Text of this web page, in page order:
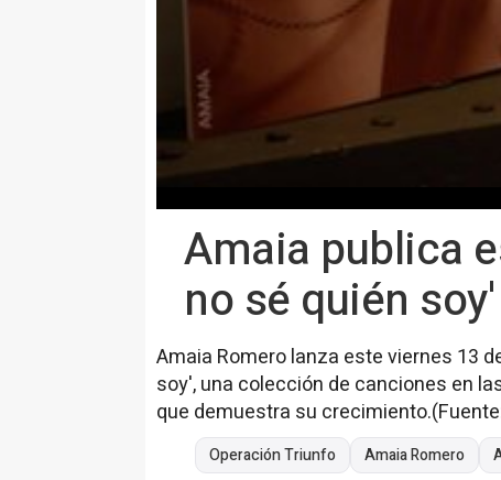
Amaia publica
no sé quién soy'
Amaia Romero lanza este viernes 13
soy', una colección de canciones en
que demuestra su
Operación Triunfo Amaia Romero